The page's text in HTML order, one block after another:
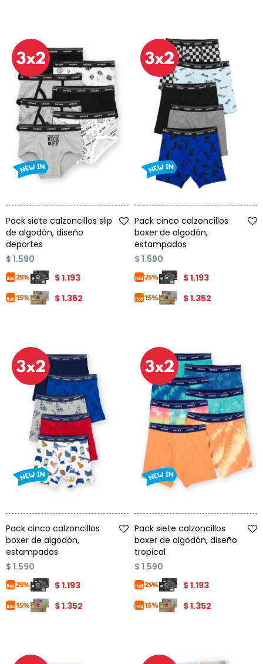
Pack siete calzoncillos slip
de algodón, diseño
deportes
$ 1.590
$1.193
$1.352
Pack cinco calzoncillos
boxer de algodón,
estampados
$ 1.590
$1.193
$1.352
Pack cinco calzoncillos
boxer de algodón,
estampados
$ 1.590
$1.193
$1.352
Pack siete calzoncillos
boxer de algodón, diseño
tropical
$ 1.590
$1.193
$1.352
Privacidad
Condiciones
de
compra